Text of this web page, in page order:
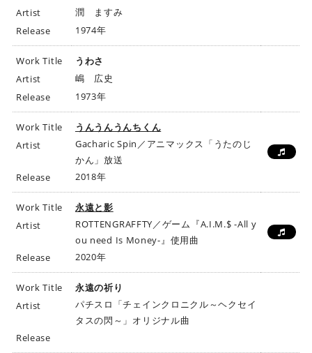
Artist
潤 ますみ
Release
1974年
Work Title
うわさ
Artist
嶋 広史
Release
1973年
Work Title
うんうんうんちくん
Artist
Gacharic Spin／アニマックス「うたのじ
かん」放送
Release
2018年
Work Title
永遠と影
Artist
ROTTENGRAFFTY／ゲーム『A.I.M.$ -All y
ou need Is Money-』使用曲
Release
2020年
Work Title
永遠の祈り
Artist
パチスロ「チェインクロニクル～ヘクセイ
タスの閃～」オリジナル曲
Release